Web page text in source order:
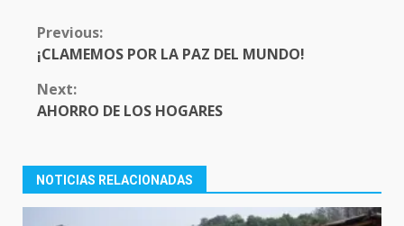
CONTINUE
READING
Previous:
¡CLAMEMOS POR LA PAZ DEL MUNDO!
Next:
AHORRO DE LOS HOGARES
NOTICIAS RELACIONADAS